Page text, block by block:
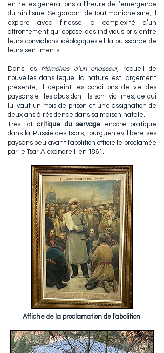
entre les générations à l’heure de l’émergence
du nihilisme. Se gardant de tout manichéisme, il
explore avec finesse la complexité d’un
affrontement qui oppose des individus pris entre
leurs convictions idéologiques et la puissance de
leurs sentiments.
Dans les Mémoires d’un chasseur, recueil de
nouvelles dans lequel la nature est largement
présente, il dépeint les conditions de vie des
paysans et les abus dont ils sont victimes, ce qui
lui vaut un mois de prison et une assignation de
deux ans à résidence dans sa maison natale.
Très tôt critique du servage encore pratiqué
dans la Russie des tsars, Tourguéniev libère ses
paysans peu avant l'abolition officielle proclamée
par le Tsar Alexandre II en 1861.
Affiche de la proclamation de l'abolition